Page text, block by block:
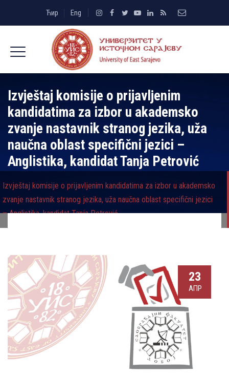
Ћир Eng
Izvještaj komisije o prijavlјenim
kandidatima za izbor u akademsko
zvanje nastavnik stranog jezika, uža
naučna oblast specifični jezici –
Anglistika, kandidat Tanja Petrović
Izvještaj komisije o prijavlјenim kandidatima za izbor u akademsko
zvanje nastavnik stranog jezika, uža naučna oblast specifični jezici
– Anglistika, kandidat Tanja Petrović
23
АПР